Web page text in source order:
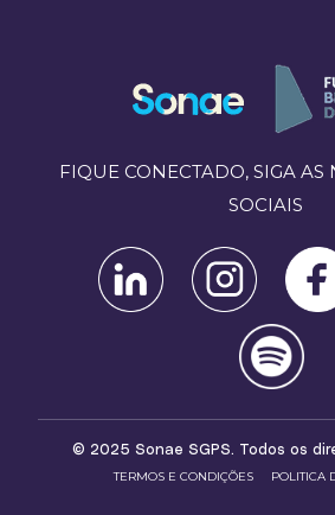
FIQUE CONECTADO, SIGA AS
SOCIAIS
© 2025 Sonae SGPS. Todos os
TERMOS E CONDIÇÕES
POLITICA